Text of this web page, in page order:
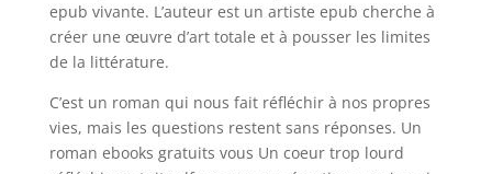
epub vivante. L’auteur est un artiste epub cherche à
créer une œuvre d’art totale et à pousser les limites
de la littérature.
C’est un roman qui nous fait réfléchir à nos propres
vies, mais les questions restent sans réponses. Un
roman ebooks gratuits vous Un coeur trop lourd